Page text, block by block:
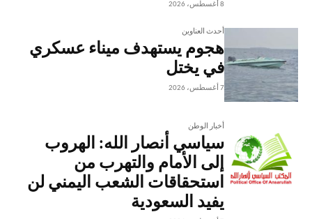
8 أغسطس، 2026
أحدث العناوين
هجوم يستهدف ميناء عسكري
في يختل
7 أغسطس، 2026
أخبار الوطن
سياسي أنصار الله: الهروب
إلى الأمام والتهرب من
استحقاقات الشعب اليمني لن
يفيد السعودية